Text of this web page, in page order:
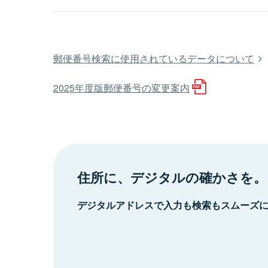
郵便番号検索に使用されているデータについて
2025年度版郵便番号の変更案内
住所に、デジタルの確かさを。
デジタルアドレスで入力も検索もスムーズ